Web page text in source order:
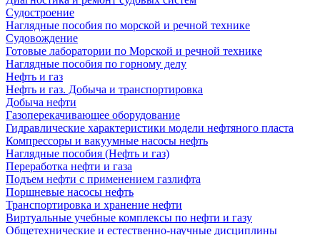
Судостроение
Наглядные пособия по морской и речной технике
Судовождение
Готовые лаборатории по Морской и речной технике
Наглядные пособия по горному делу
Нефть и газ
Нефть и газ. Добыча и транспортировка
Добыча нефти
Газоперекачивающее оборудование
Гидравлические характеристики модели нефтяного пласта
Компрессоры и вакуумные насосы нефть
Наглядные пособия (Нефть и газ)
Переработка нефти и газа
Подъем нефти с применением газлифта
Поршневые насосы нефть
Транспортировка и хранение нефти
Виртуальные учебные комплексы по нефти и газу
Общетехнические и естественно-научные дисциплины